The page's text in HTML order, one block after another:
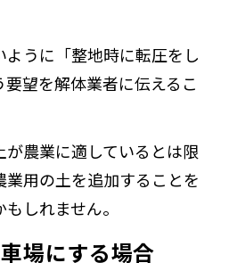
ように「整地時に転圧をし
望を解体業者に伝えるこ
農業に適しているとは限
業用の土を追加することを
しれません。
場にする場合